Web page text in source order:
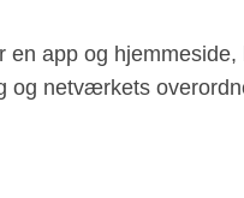
app og
og netværkets